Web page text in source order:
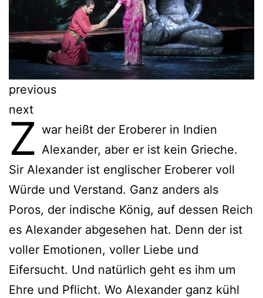
previous
next
Z war heißt der Eroberer in Indien
Alexander, aber er ist kein Grieche.
Sir Alexander ist englischer Eroberer voll
Würde und Verstand. Ganz anders als
Poros, der indische König, auf dessen Reich
es Alexander abgesehen hat. Denn der ist
voller Emotionen, voller Liebe und
Eifersucht. Und natürlich geht es ihm um
Ehre und Pflicht. Wo Alexander ganz kühl